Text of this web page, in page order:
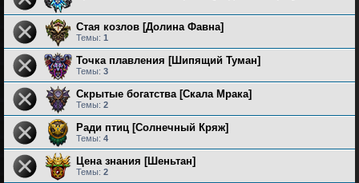
Стая козлов [Долина Фавна]
Темы: 1
Точка плавления [Шипящий Туман]
Темы: 3
Скрытые богатства [Скала Мрака]
Темы: 2
Ради птиц [Солнечный Кряж]
Темы: 4
Цена знания [Шеньтан]
Темы: 2